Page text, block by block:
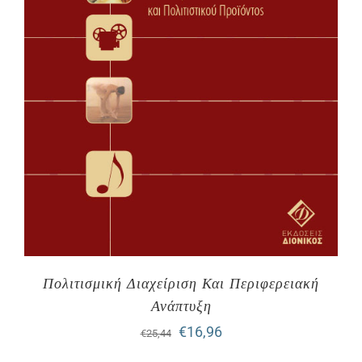
Πολιτισμική Διαχείριση Και Περιφερειακή
Ανάπτυξη
€25,44
Original
€16,96Η